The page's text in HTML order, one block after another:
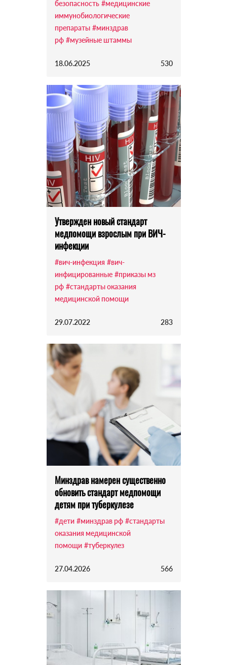
безопасность #медицинские
иммунобиологические
препараты #минздрав
рф #музейные штаммы
18.06.2025 530
Утвержден новый стандарт
медпомощи взрослым при ВИЧ-
инфекции
#вич-инфекция #вич-
инфицированные #приказы мз
рф #стандарты оказания
медицинской помощи
29.07.2022 283
Минздрав намерен существенно
обновить стандарт медпомощи
детям при туберкулезе
#дети #минздрав рф #стандарты
оказания медицинской
помощи #туберкулез
27.04.2026 566